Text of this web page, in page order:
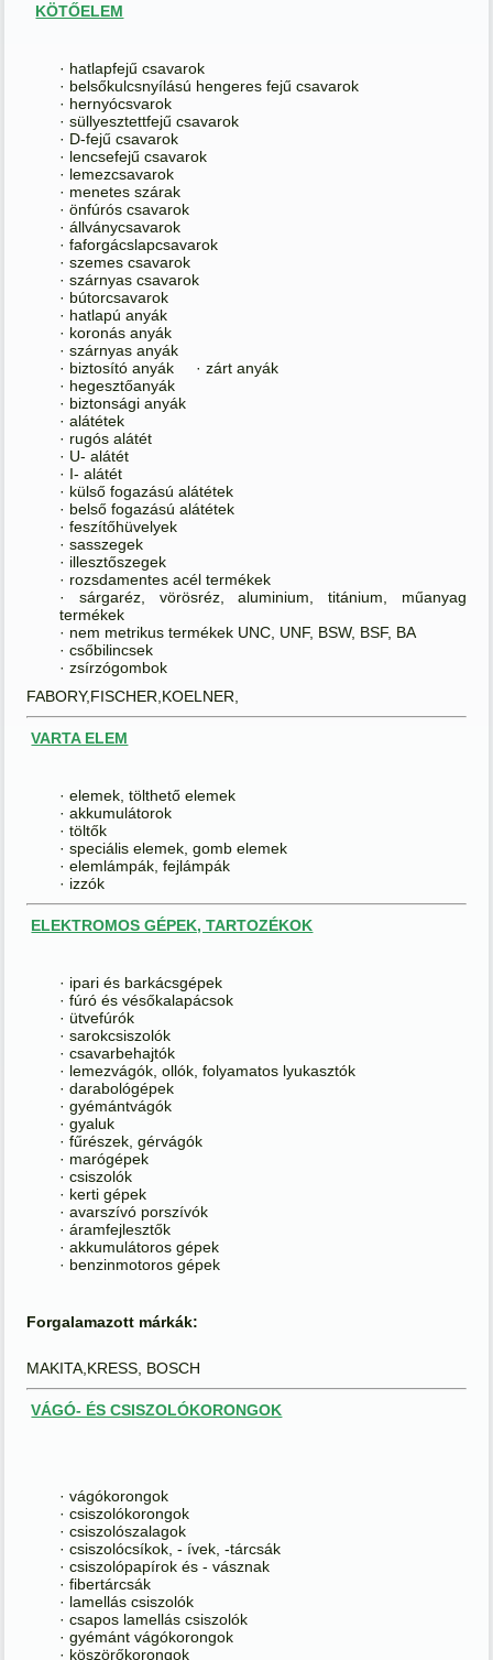
KÖTŐELEM
· hatlapfejű csavarok
· belsőkulcsnyílású hengeres fejű csavarok
· hernyócsvarok
· süllyesztettfejű csavarok
· D-fejű csavarok
· lencsefejű csavarok
· lemezcsavarok
· menetes szárak
· önfúrós csavarok
· állványcsavarok
· faforgácslapcsavarok
· szemes csavarok
· szárnyas csavarok
· bútorcsavarok
· hatlapú anyák
· koronás anyák
· szárnyas anyák
· biztosító anyák · zárt anyák
· hegesztőanyák
· biztonsági anyák
· alátétek
· rugós alátét
· U- alátét
· I- alátét
· külső fogazású alátétek
· belső fogazású alátétek
· feszítőhüvelyek
· sasszegek
· illesztőszegek
· rozsdamentes acél termékek
· sárgaréz, vörösréz, aluminium, titánium, műanyag
termékek
· nem metrikus termékek UNC, UNF, BSW, BSF, BA
· csőbilincsek
· zsírzógombok
FABORY,FISCHER,KOELNER,
VARTA ELEM
· elemek, tölthető elemek
· akkumulátorok
· töltők
· speciális elemek, gomb elemek
· elemlámpák, fejlámpák
· izzók
ELEKTROMOS GÉPEK, TARTOZÉKOK
· ipari és barkácsgépek
· fúró és vésőkalapácsok
· ütvefúrók
· sarokcsiszolók
· csavarbehajtók
· lemezvágók, ollók, folyamatos lyukasztók
· darabológépek
· gyémántvágók
· gyaluk
· fűrészek, gérvágók
· marógépek
· csiszolók
· kerti gépek
· avarszívó porszívók
· áramfejlesztők
· akkumulátoros gépek
· benzinmotoros gépek
Forgalamazott márkák:
MAKITA,KRESS, BOSCH
VÁGÓ- ÉS CSISZOLÓKORONGOK
· vágókorongok
· csiszolókorongok
· csiszolószalagok
· csiszolócsíkok, - ívek, -tárcsák
· csiszolópapírok és - vásznak
· fibertárcsák
· lamellás csiszolók
· csapos lamellás csiszolók
· gyémánt vágókorongok
· köszörőkorongok